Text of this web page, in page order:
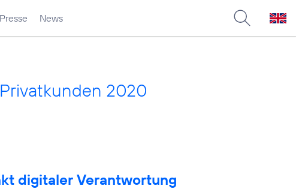
Presse News
2020
digitaler Verantwortung